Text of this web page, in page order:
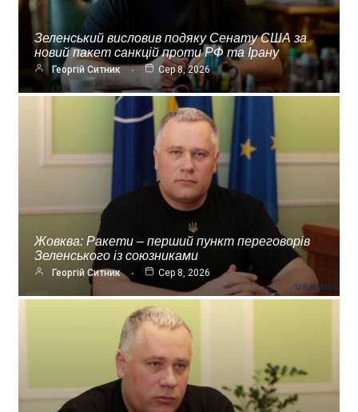
Зеленський висловив подяку Сенату США за
новий пакет санкцій проти РФ та Ірану
Георгій Ситник Сер 8, 2026
Жовква: Ракети – перший пункт переговорів
Зеленського із союзниками
Георгій Ситник Сер 8, 2026